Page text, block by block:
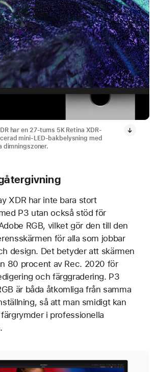
har en 27-tums 5K Retina XDR-
mini-LED-bakbelysning med
dimningszoner.
XDR har inte bara stort
P3 utan också stöd för
RGB, vilket gör den till den
för alla som jobbar
design. Det betyder att skärmen
80 procent av Rec. 2020 för
och färggradering. P3
är båda åtkomliga från samma
så att man smidigt kan
i professionella